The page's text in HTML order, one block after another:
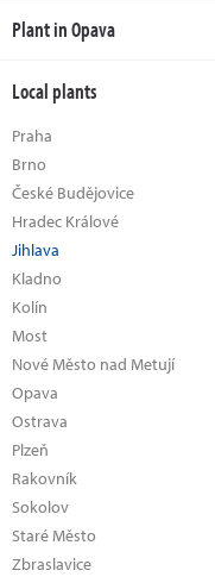
Plant in Opava
Local plants
Praha
Brno
České Budějovice
Hradec Králové
Jihlava
Kladno
Kolín
Most
Nové Město nad Metují
Opava
Ostrava
Plzeň
Rakovník
Sokolov
Staré Město
Zbraslavice